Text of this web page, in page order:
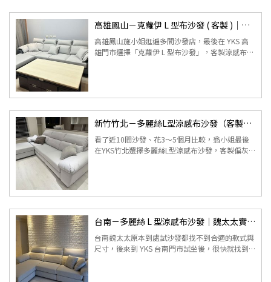
高雄鳳山－克蘿伊 L 型布沙發 ( 客製 )｜施小姐實拍分享開箱
高雄鳳山施小姐逛遍多間沙發店，最後在 YKS 高
雄門市選擇「克蘿伊 L 型布沙發」，客製涼感布座
新竹竹北－多麗絲L型涼感布沙發（客製）｜翁小姐實拍分享
看了近10間沙發、花3～5個月比較，翁小姐最後
在YKS竹北選擇多麗絲L型涼感布沙發，客製偏灰
台南－多麗絲 L 型涼感布沙發｜魏太太實拍分享
台南魏太太原本到處試沙發都找不到合適的款式與
尺寸，後來到 YKS 台南門市試坐後，很快就找到